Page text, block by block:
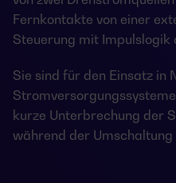
Fernkontakte von einer
Steuerung mit Impulslogik
Sie sind für den Einsatz in
kurze Unterbrechung der
während der